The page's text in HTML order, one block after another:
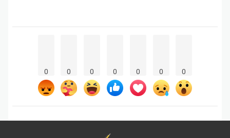
0 0 0 0 0 0 0